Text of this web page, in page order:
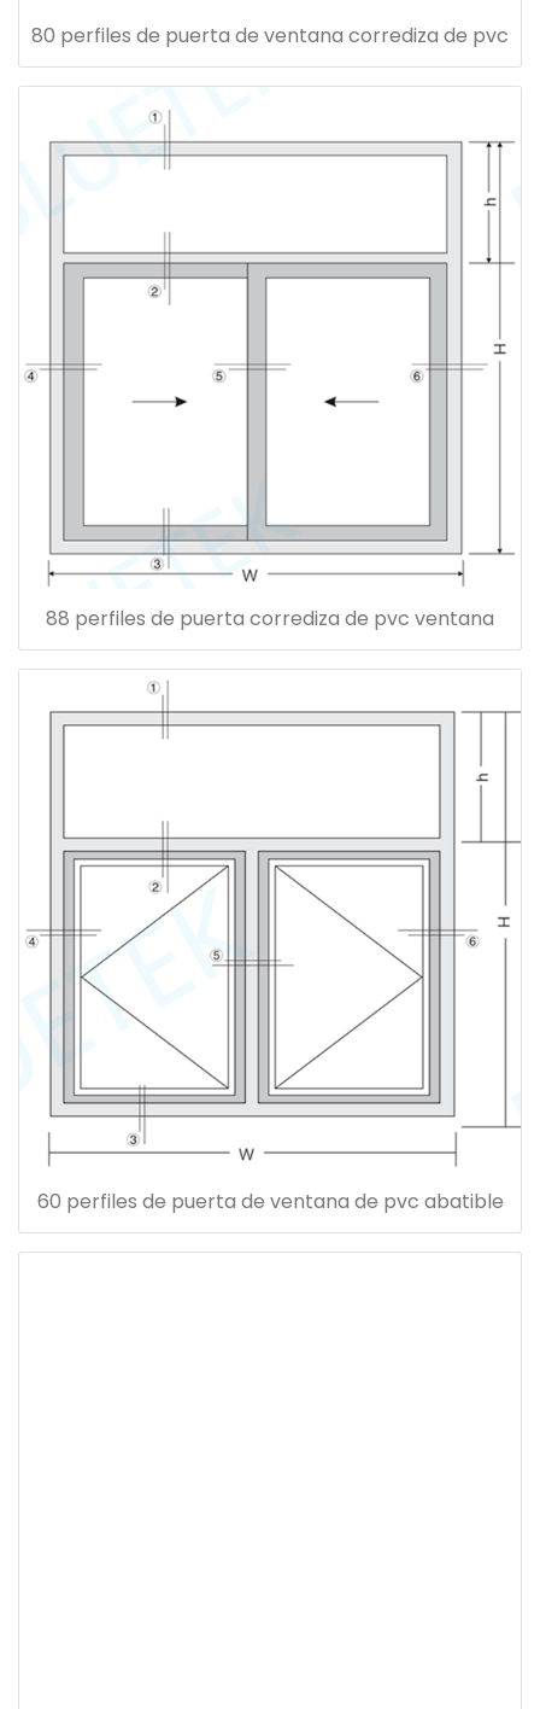
80 perfiles de puerta de ventana corrediza de pvc
88 perfiles de puerta corrediza de pvc ventana
60 perfiles de puerta de ventana de pvc abatible